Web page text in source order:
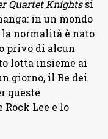
Quartet Knightssi
in un mondo
normalità è nato
privo di alcun
lotta insieme ai
giorno, il Re dei
queste
Lee e lo